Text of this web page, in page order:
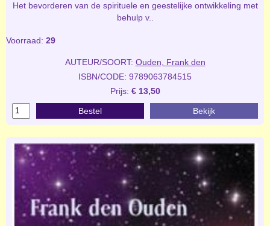
Het bevorderen van de spirituele en geestelijke ontwikkeling met
behulp v..
Voorraad: 29
AUTEUR/SOORT: Ouden, Frank den
ISBN/CODE: 9789063784515
Prijs: € 13,50
Bestel Bekijk